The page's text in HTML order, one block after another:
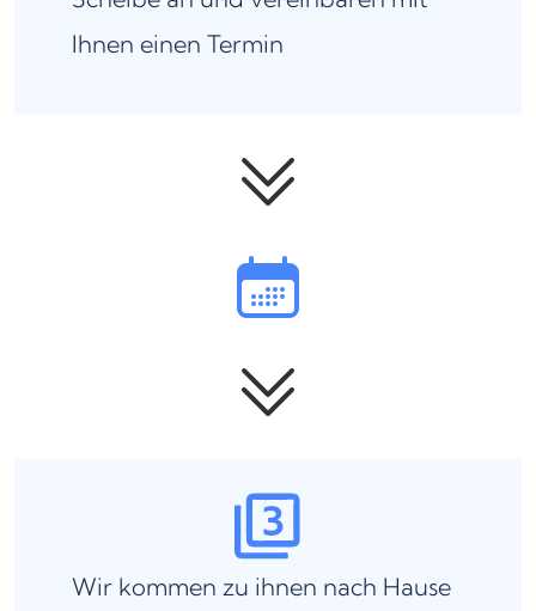
Ihnen einen Termin
Wir kommen zu ihnen nach Hause